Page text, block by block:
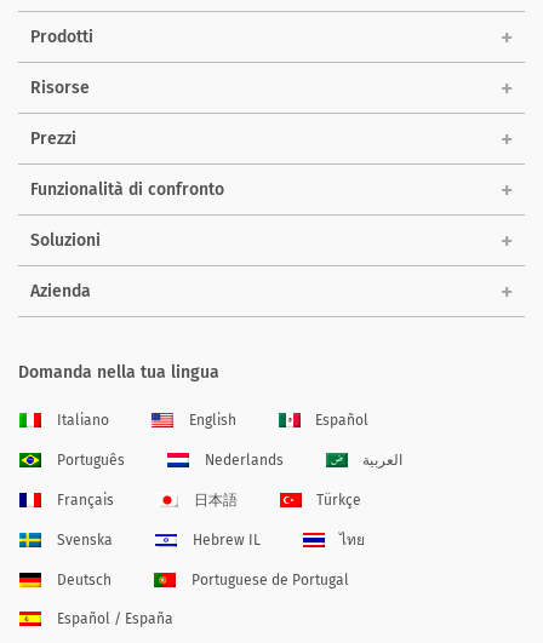
Prodotti
Risorse
Prezzi
Funzionalità di confronto
Soluzioni
Azienda
Domanda nella tua lingua
Italiano English Español
Português Nederlands العربية
Français 日本語 Türkçe
Svenska Hebrew IL ไทย
Deutsch Portuguese de Portugal
Español / España